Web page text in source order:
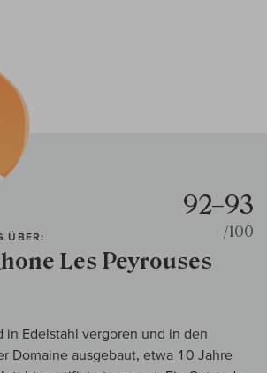
ÜBER:
Les Peyrouses
92–93
/100
in Edelstahl vergoren und in den
Domaine ausgebaut, etwa 10 Jahre